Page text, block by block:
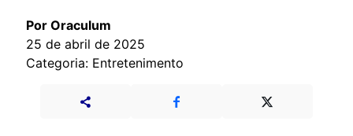
Por Oraculum
25 de abril de 2025
Categoria: Entretenimento